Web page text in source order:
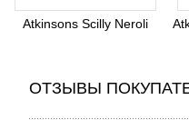
Atkinsons Scilly Neroli
ОТЗЫВЫ